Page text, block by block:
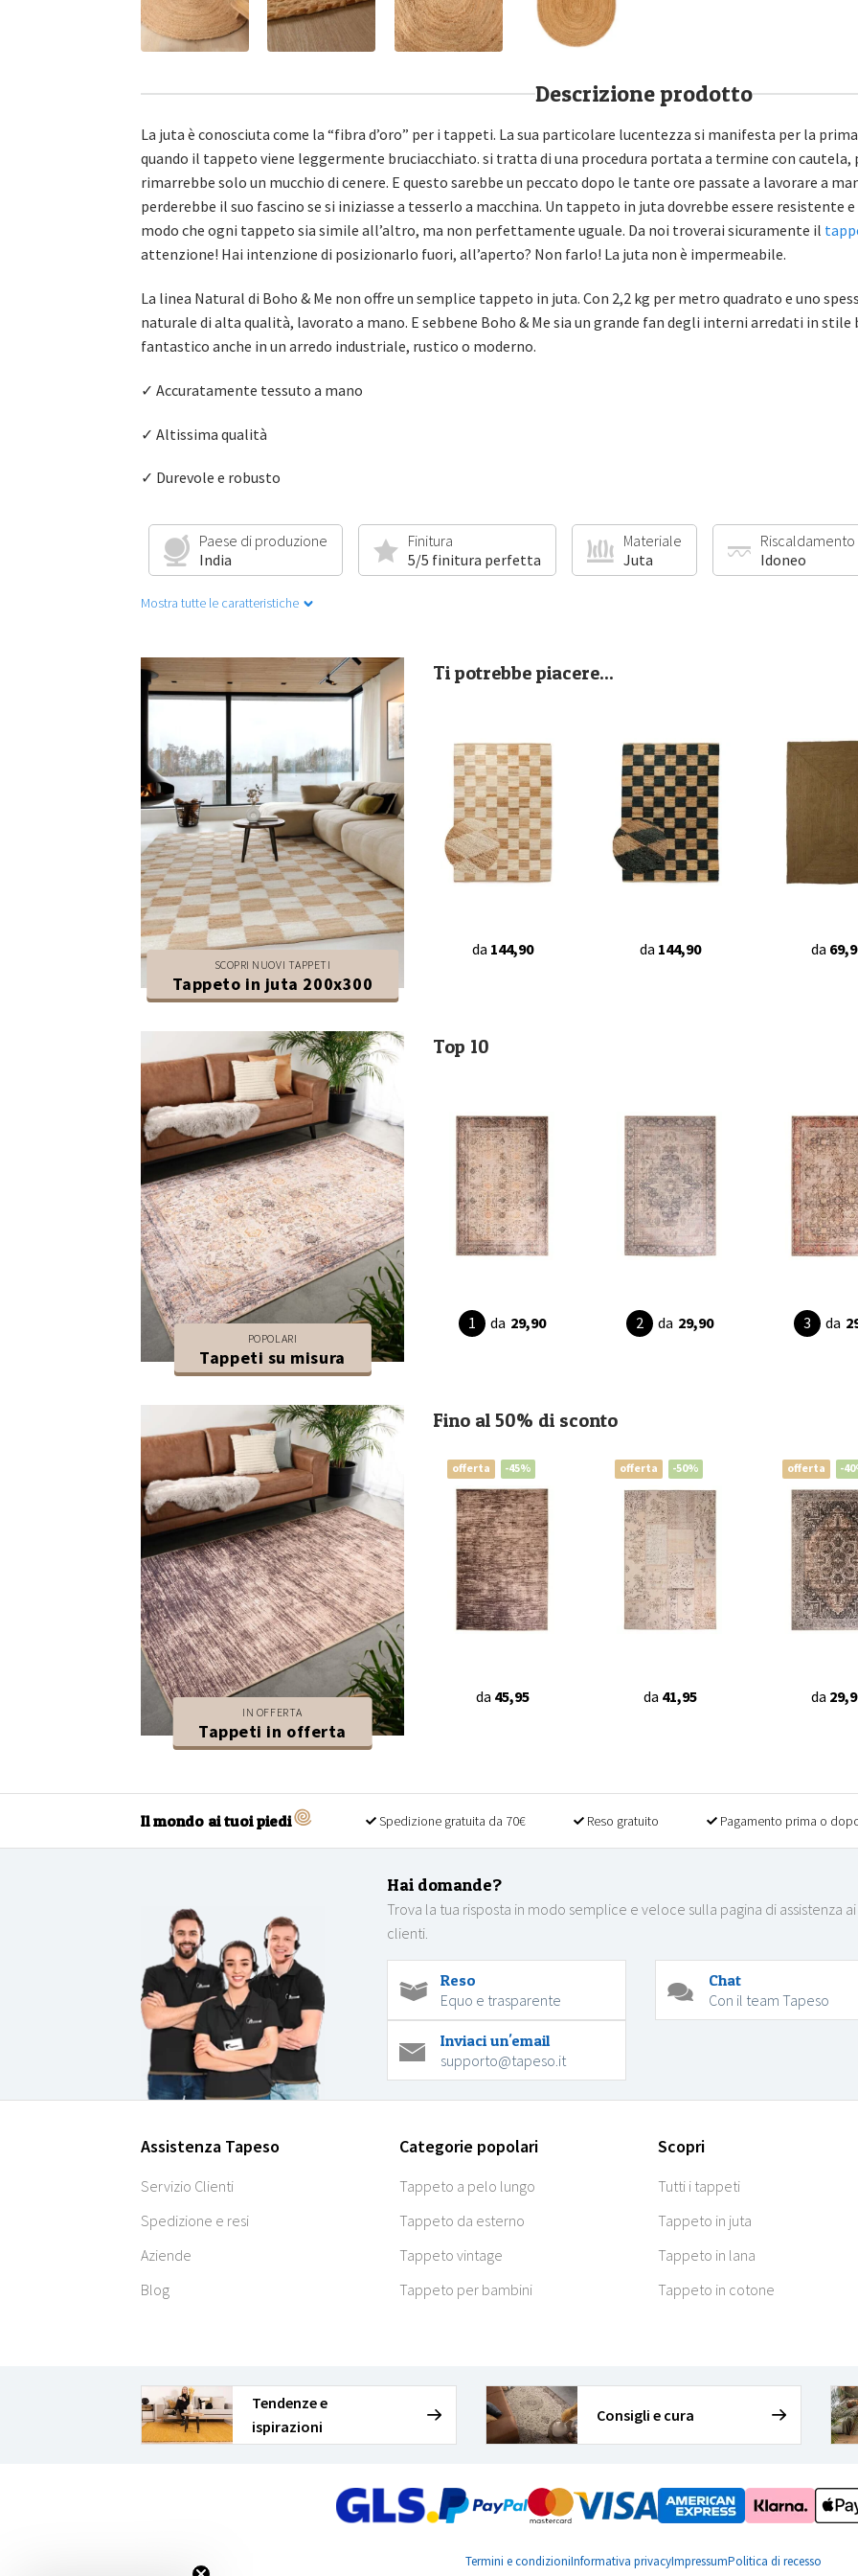
Descrizione prodotto
La juta è conosciuta come la “fibra d’oro” per i tappeti. La sua particolare lucentezza si manifesta per la
quando il tappeto viene leggermente bruciacchiato. si tratta di una procedura portata a termine con cautela,
rimarrebbe solo un mucchio di cenere. E questo sarebbe un peccato dopo le tante ore passate a lavorare a
perderebbe il suo fascino se si iniziasse a tesserlo a macchina. Un tappeto in juta dovrebbe essere resistente
modo che ogni tappeto sia simile all’altro, ma non perfettamente uguale. Da noi troverai sicuramente il
attenzione! Hai intenzione di posizionarlo fuori, all’aperto? Non farlo! La juta non è impermeabile.
La linea Natural di Boho & Me non offre un semplice tappeto in juta. Con 2,2 kg per metro quadrato e uno
naturale di alta qualità, lavorato a mano. E sebbene Boho & Me sia un grande fan degli interni arredati in
fantastico anche in un arredo industriale, rustico o moderno.
✓ Accuratamente tessuto a mano
✓ Altissima qualità
✓ Durevole e robusto
Paese di produzione
India
Finitura
5/5 finitura perfetta
Materiale
Juta
Idoneo
Mostra tutte le caratteristiche
SCOPRI NUOVI TAPPETI
Tappeto in juta 200x300
Ti potrebbe piacere...
da 144,90 da 144,90 da
POPOLARI
Tappeti su misura
Top 10
da 29,90 da 29,90 da
IN OFFERTA
Tappeti in offerta
Fino al 50% di sconto
offerta -45%
da 45,95
offerta -50%
da 41,95
offerta -
da
Il mondo ai tuoi piedi Spedizione gratuita da 70€ Reso gratuito Pagamento prima o
Hai domande?
Trova la tua risposta in modo semplice e veloce sulla pagina di assistenza ai
clienti.
Reso
Equo e trasparente
Chat
Con il team Tapeso
Inviaci un'email
supporto@tapeso.it
Assistenza Tapeso
Servizio Clienti
Spedizione e resi
Aziende
Blog
Categorie popolari
Tappeto a pelo lungo
Tappeto da esterno
Tappeto vintage
Tappeto per bambini
Scopri
Tutti i tappeti
Tappeto in juta
Tappeto in lana
Tappeto in cotone
Tendenze e
ispirazioni
Consigli e cura
Termini e condizioniInformativa privacyImpressumPolitica di recesso